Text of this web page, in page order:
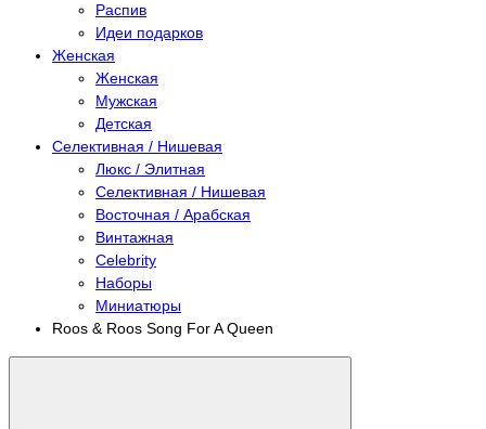
Распив
Идеи подарков
Женская
Женская
Мужская
Детская
Селективная / Нишевая
Люкс / Элитная
Селективная / Нишевая
Восточная / Арабская
Винтажная
Celebrity
Наборы
Миниатюры
Roos & Roos Song For A Queen